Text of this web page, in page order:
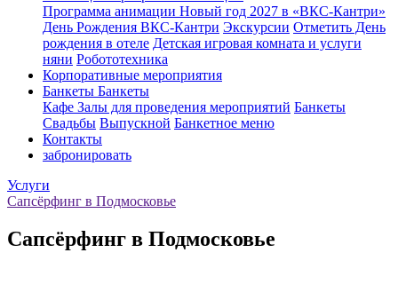
Программа анимации Новый год 2027 в «ВКС-Кантри»
День Рождения ВКС-Кантри Экскурсии Отметить День
рождения в отеле Детская игровая комната и услуги
няни Робототехника
Корпоративные мероприятия
Банкеты Банкеты
Кафе Залы для проведения мероприятий Банкеты
Свадьбы Выпускной Банкетное меню
Контакты
забронировать
Услуги
Сапсёрфинг в Подмосковье
Сапсёрфинг в Подмосковье